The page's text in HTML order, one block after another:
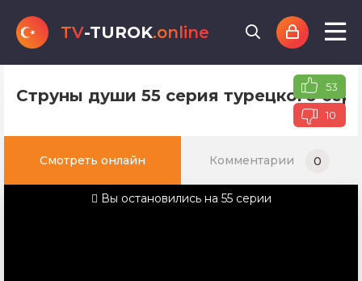
TV-TUROK.online
Струны души 55 серия турецкого 53
10
Смотреть онлайн Комментарии 0
Вы остановились на 55 серии